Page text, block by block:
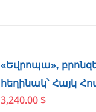
«Եվրոպա»,
հեղինակ՝ Հայկ
3,240.00 $